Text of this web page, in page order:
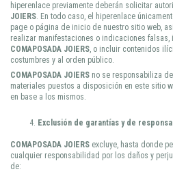
hiperenlace previamente deberán solicitar
JOIERS. En todo caso, el hiperenlace
page o página de inicio de nuestro sitio web,
realizar manifestaciones o indicaciones
COMAPOSADA JOIERS, o incluir contenidos
costumbres y al orden público.
COMAPOSADA JOIERS no se responsabiliza
materiales puestos a disposición en este sitio
en base a los mismos.
Exclusión de garantías y de
COMAPOSADA JOIERS excluye, hasta donde
cualquier responsabilidad por los daños y
de: